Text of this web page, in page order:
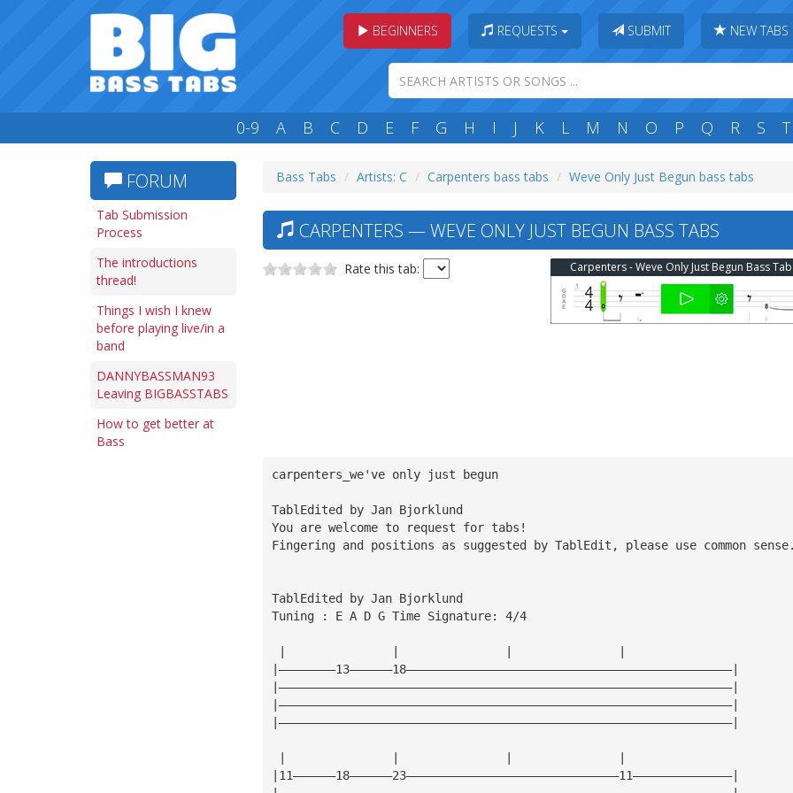
BEGINNERS REQUESTS SUBMIT NEW TABS
0-9 A B C D E F G H I J K L M N O P Q R S T
FORUM
Tab Submission
Process
The introductions
thread!
Things I wish I knew
before playing live/in a
band
DANNYBASSMAN93
Leaving BIGBASSTABS
How to get better at
Bass
Bass Tabs Artists: C Carpenters bass tabs Weve Only Just Begun bass tabs
CARPENTERS — WEVE ONLY JUST BEGUN BASS TABS
Rate this tab: Carpenters - Weve Only Just Begun Bass Tab
carpenters_we've only just begun
TablEdited by Jan Bjorklund
You are welcome to request for tabs!
Fingering and positions as suggested by TablEdit, please use common
TablEdited by Jan Bjorklund
Tuning : E A D G Time Signature: 4/4
|               |               |               |
|————————13——————18——————————————————————————————————————————————|
|————————————————————————————————————————————————————————————————|
|————————————————————————————————————————————————————————————————|
|————————————————————————————————————————————————————————————————|
|               |               |               |
|11——————18——————23——————————————————————————————11——————————————|